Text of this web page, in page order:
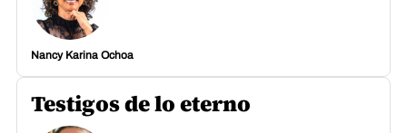
Nancy Karina Ochoa
Testigos de lo eterno